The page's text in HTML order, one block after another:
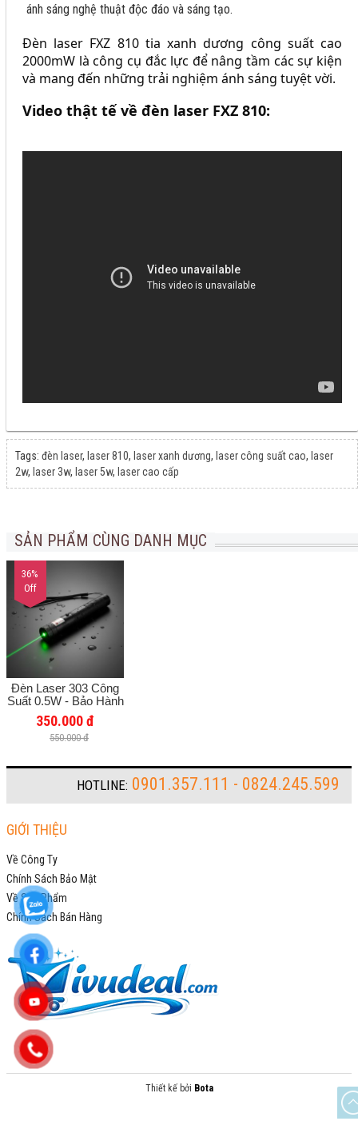
ánh sáng nghệ thuật độc đáo và sáng tạo.
Đèn laser FXZ 810 tia xanh dương công suất cao
2000mW là công cụ đắc lực để nâng tầm các sự kiện
và mang đến những trải nghiệm ánh sáng tuyệt vời.
Video thật tế về đèn laser FXZ 810:
Tags: đèn laser, laser 810, laser xanh dương, laser công suất cao, laser
2w, laser 3w, laser 5w, laser cao cấp
SẢN PHẨM CÙNG DANH MỤC
36%
Off
Đèn Laser 303 Công
Suất 0.5W - Bảo Hành
Chính Hãng 12 Tháng
350.000 đ
550.000 đ
HOTLINE: 0901.357.111 - 0824.245.599
GIỚI THIỆU
Về Công Ty
Chính Sách Bảo Mật
Về Sản Phẩm
Chính Sách Bán Hàng
Thiết kế bởi Bota